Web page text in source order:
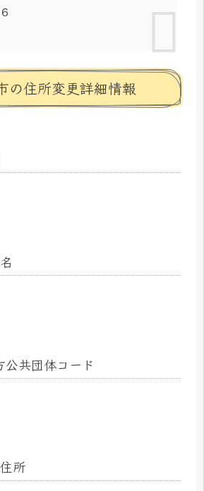
の住所変更詳細情報
公共団体コード
所